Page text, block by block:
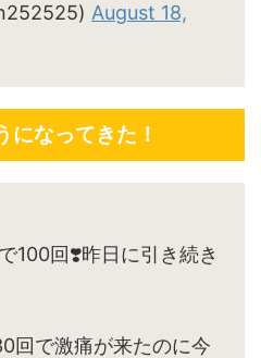
August 18,
になってきた！
100回❣️昨日に引き続き
回で激痛が来たのに今